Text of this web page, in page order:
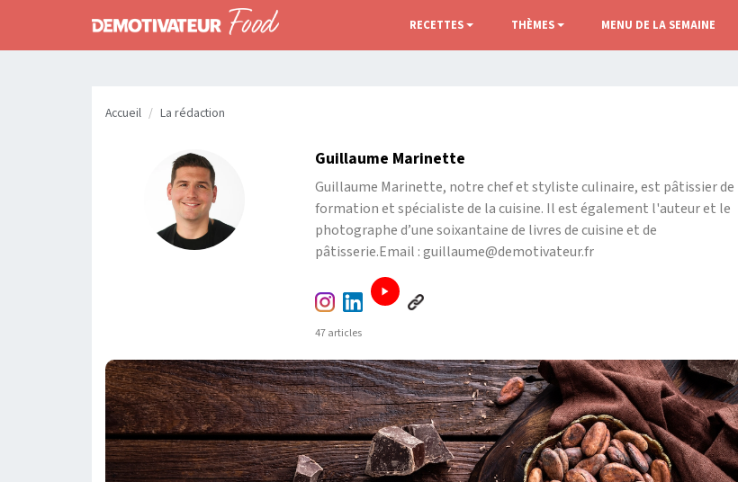
RECETTES THÈMES MENU DE LA SEMAINE
Accueil La rédaction
Guillaume Marinette
Guillaume Marinette, notre chef et styliste culinaire, est pâtissier de
formation et spécialiste de la cuisine. Il est également l'auteur et le
photographe d’une soixantaine de livres de cuisine et de
pâtisserie.Email : guillaume@demotivateur.fr
47 articles